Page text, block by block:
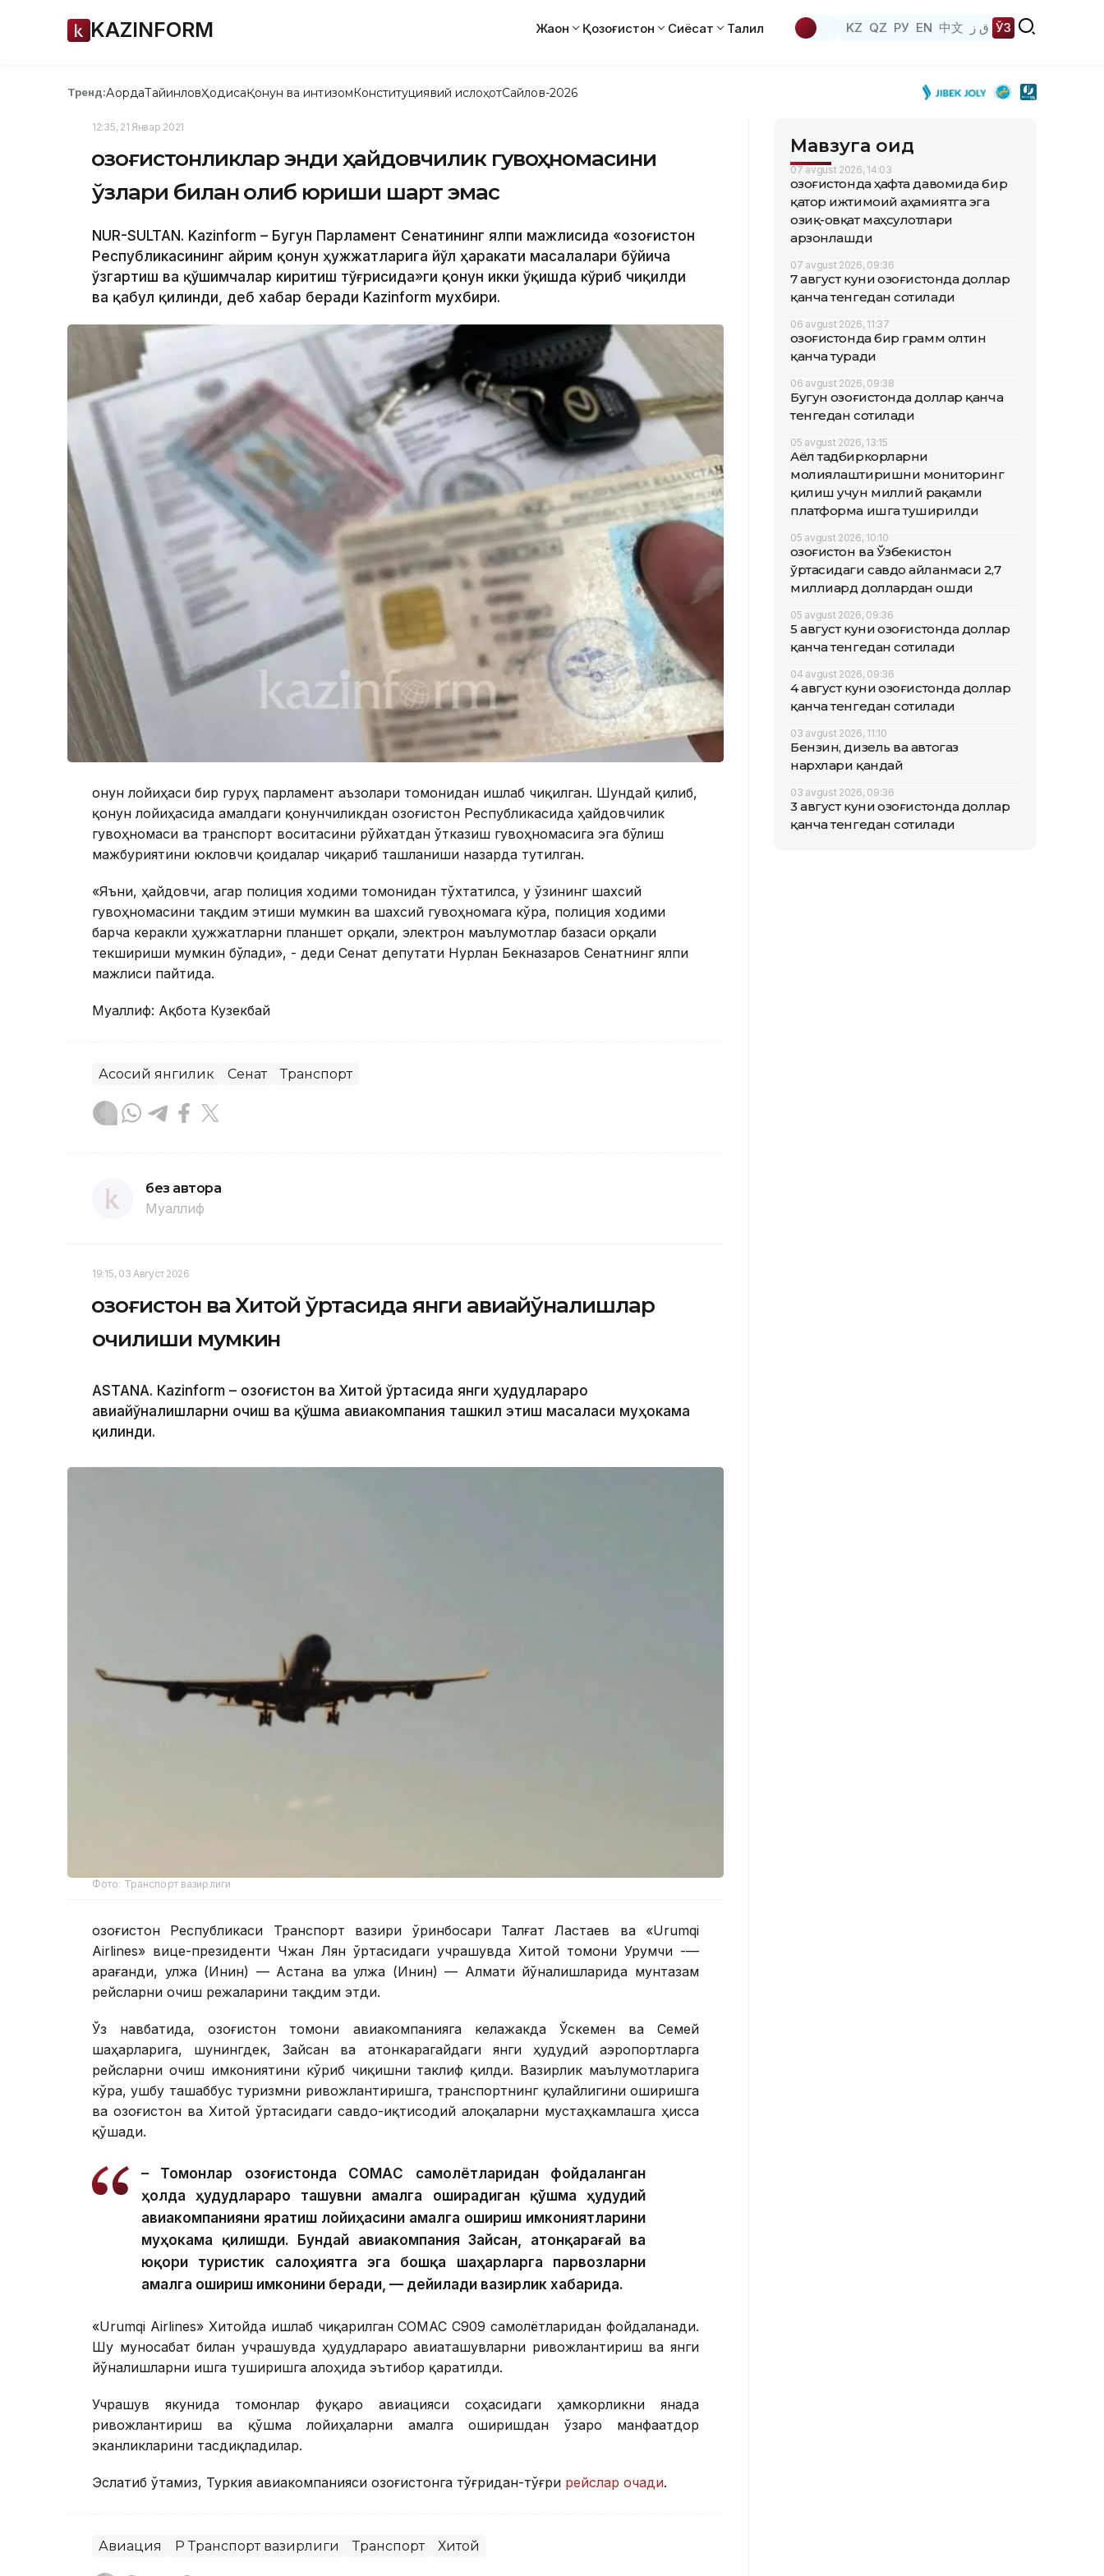
KAZINFORM Жаҳон Қозоғистон Сиёсат Таҳлил KZ QZ РУ EN 中文 ق ز ЎЗ
Тренд:АқордаТайинловҲодисаҚонун ва интизомКонституциявий ислоҳотСайлов-2026
12:35, 21 Январ 2021
Қозоғистонликлар энди ҳайдовчилик гувоҳномасини
ўзлари билан олиб юриши шарт эмас
NUR-SULTAN. Kazinform – Бугун Парламент Сенатининг ялпи мажлисида «Қозоғистон
Республикасининг айрим қонун ҳужжатларига йўл ҳаракати масалалари бўйича
ўзгартиш ва қўшимчалар киритиш тўғрисида»ги қонун икки ўқишда кўриб чиқилди
ва қабул қилинди, деб хабар беради Kazinform мухбири.
Қонун лойиҳаси бир гуруҳ парламент аъзолари томонидан ишлаб чиқилган. Шундай қилиб,
қонун лойиҳасида амалдаги қонунчиликдан Қозоғистон Республикасида ҳайдовчилик
гувоҳномаси ва транспорт воситасини рўйхатдан ўтказиш гувоҳномасига эга бўлиш
мажбуриятини юкловчи қоидалар чиқариб ташланиши назарда тутилган.
«Яъни, ҳайдовчи, агар полиция ходими томонидан тўхтатилса, у ўзининг шахсий
гувоҳномасини тақдим этиши мумкин ва шахсий гувоҳномага кўра, полиция ходими
барча керакли ҳужжатларни планшет орқали, электрон маълумотлар базаси орқали
текшириши мумкин бўлади», - деди Сенат депутати Нурлан Бекназаров Сенатнинг ялпи
мажлиси пайтида.
Муаллиф: Ақбота Кузекбай
Асосий янгилик Сенат Транспорт
без автора
Муаллиф
19:15, 03 Август 2026
Қозоғистон ва Хитой ўртасида янги авиайўналишлар
очилиши мумкин
ASTANА. Кazinform – Қозоғистон ва Хитой ўртасида янги ҳудудлараро
авиайўналишларни очиш ва қўшма авиакомпания ташкил этиш масаласи муҳокама
қилинди.
Фото: Транспорт вазирлиги
Қозоғистон Республикаси Транспорт вазири ўринбосари Талғат Ластаев ва «Urumqi
Airlines» вице-президенти Чжан Лян ўртасидаги учрашувда Хитой томони Урумчи -—
Қарағанди, Қулжа (Инин) — Астана ва Қулжа (Инин) — Алмати йўналишларида мунтазам
рейсларни очиш режаларини тақдим этди.
Ўз навбатида, Қозоғистон томони авиакомпанияга келажакда Ўскемен ва Семей
шаҳарларига, шунингдек, Зайсан ва Қатонкарагайдаги янги ҳудудий аэропортларга
рейсларни очиш имкониятини кўриб чиқишни таклиф қилди. Вазирлик маълумотларига
кўра, ушбу ташаббус туризмни ривожлантиришга, транспортнинг қулайлигини оширишга
ва Қозоғистон ва Хитой ўртасидаги савдо-иқтисодий алоқаларни мустаҳкамлашга ҳисса
қўшади.
– Томонлар Қозоғистонда CОМАC самолётларидан фойдаланган
ҳолда ҳудудлараро ташувни амалга оширадиган қўшма ҳудудий
авиакомпанияни яратиш лойиҳасини амалга ошириш имкониятларини
муҳокама қилишди. Бундай авиакомпания Зайсан, Қатонқарағай ва
юқори туристик салоҳиятга эга бошқа шаҳарларга парвозларни
амалга ошириш имконини беради, — дейилади вазирлик хабарида.
«Urumqi Airlines» Хитойда ишлаб чиқарилган COMAC C909 самолётларидан фойдаланади.
Шу муносабат билан учрашувда ҳудудлараро авиаташувларни ривожлантириш ва янги
йўналишларни ишга туширишга алоҳида эътибор қаратилди.
Учрашув якунида томонлар фуқаро авиацияси соҳасидаги ҳамкорликни янада
ривожлантириш ва қўшма лойиҳаларни амалга оширишдан ўзаро манфаатдор
эканликларини тасдиқладилар.
Эслатиб ўтамиз, Туркия авиакомпанияси Қозоғистонга тўғридан-тўғри рейслар очади.
Авиация ҚР Транспорт вазирлиги Транспорт Хитой
Мавзуга оид
07 avgust 2026, 14:03
Қозоғистонда ҳафта давомида бир
қатор ижтимоий аҳамиятга эга
озиқ-овқат маҳсулотлари
арзонлашди
07 avgust 2026, 09:36
7 август куни Қозоғистонда доллар
қанча тенгедан сотилади
06 avgust 2026, 11:37
Қозоғистонда бир грамм олтин
қанча туради
06 avgust 2026, 09:38
Бугун Қозоғистонда доллар қанча
тенгедан сотилади
05 avgust 2026, 13:15
Аёл тадбиркорларни
молиялаштиришни мониторинг
қилиш учун миллий рақамли
платформа ишга туширилди
05 avgust 2026, 10:10
Қозоғистон ва Ўзбекистон
ўртасидаги савдо айланмаси 2,7
миллиард доллардан ошди
05 avgust 2026, 09:36
5 август куни Қозоғистонда доллар
қанча тенгедан сотилади
04 avgust 2026, 09:36
4 август куни Қозоғистонда доллар
қанча тенгедан сотилади
03 avgust 2026, 11:10
Бензин, дизель ва автогаз
нархлари қандай
03 avgust 2026, 09:36
3 август куни Қозоғистонда доллар
қанча тенгедан сотилади